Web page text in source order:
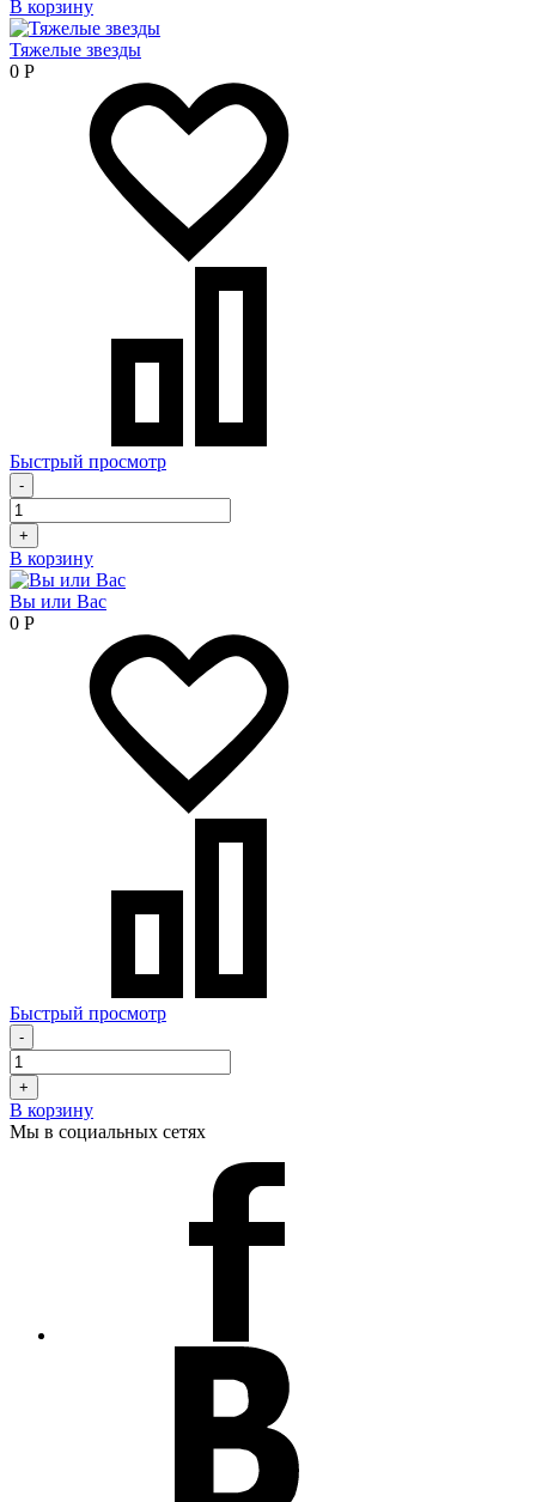
В корзину
Тяжелые звезды
0 Р
Быстрый просмотр
-
+
В корзину
Вы или Вас
0 Р
Быстрый просмотр
-
+
В корзину
Мы в социальных сетях